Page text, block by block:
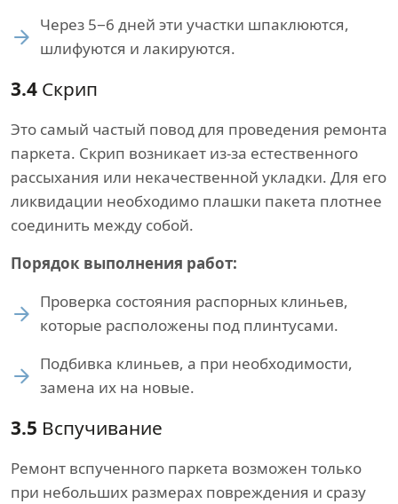
Через 5−6 дней эти участки шпаклюются,
шлифуются и лакируются.
3.4 Скрип
Это самый частый повод для проведения ремонта
паркета. Скрип возникает из-за естественного
рассыхания или некачественной укладки. Для его
ликвидации необходимо плашки пакета плотнее
соединить между собой.
Порядок выполнения работ:
Проверка состояния распорных клиньев,
которые расположены под плинтусами.
Подбивка клиньев, а при необходимости,
замена их на новые.
3.5 Вспучивание
Ремонт вспученного паркета возможен только
при небольших размерах повреждения и сразу